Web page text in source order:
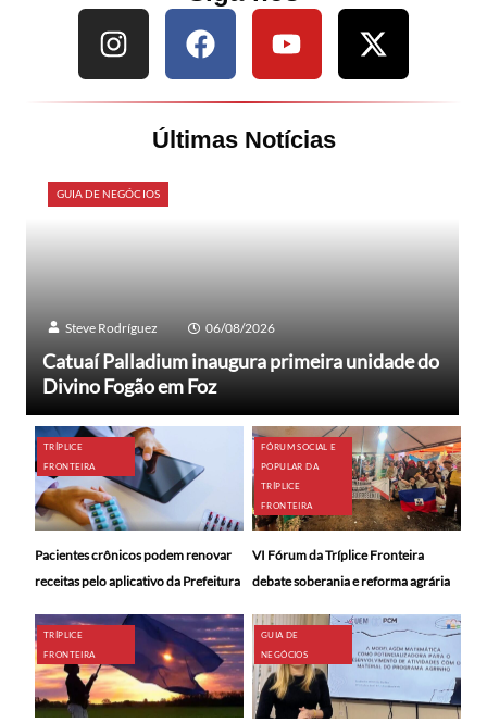
Últimas Notícias
GUIA DE NEGÓCIOS
Steve Rodríguez 06/08/2026
Catuaí Palladium inaugura primeira unidade do
Divino Fogão em Foz
TRÍPLICE
FRONTEIRA
Pacientes crônicos podem renovar
receitas pelo aplicativo da Prefeitura
FÓRUM SOCIAL E
POPULAR DA
TRÍPLICE
FRONTEIRA
VI Fórum da Tríplice Fronteira
debate soberania e reforma agrária
TRÍPLICE
FRONTEIRA
GUIA DE
NEGÓCIOS